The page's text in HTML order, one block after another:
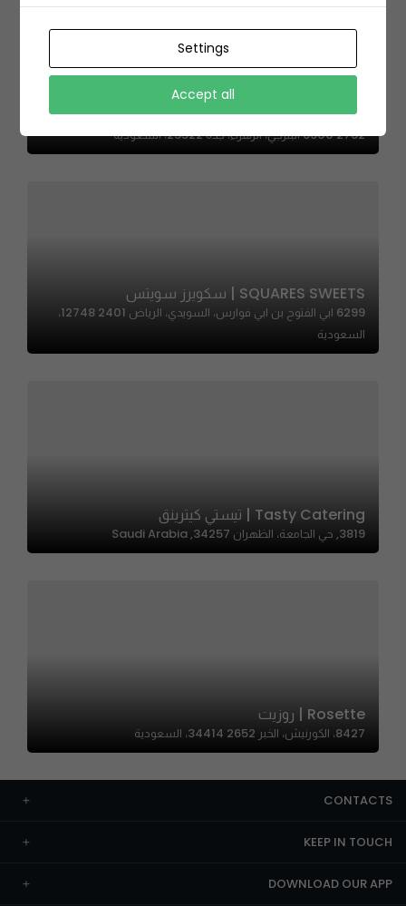
Lyon 67 | ليون 67
2762 6900 البترجي، الزهراء، جدة 23522، السعودية
SQUARES SWEETS | سكويرز سويتس
6299 ابي الفتوح بن ابي فوارس، السويدي، الرياض 12748 2401،
السعودية
Tasty Catering | تيستي كيترينق
3819, حي الجامعة، الظهران 34257, Saudi Arabia
Rosette | روزيت
8427، الكورنيش، الخبر 34414 2652، السعودية
CONTACTS
KEEP IN TOUCH
DOWNLOAD OUR APP
Settings
Accept all